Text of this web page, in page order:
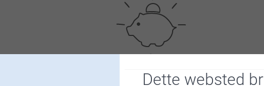
Dette websted
Bonus på alle dine køb